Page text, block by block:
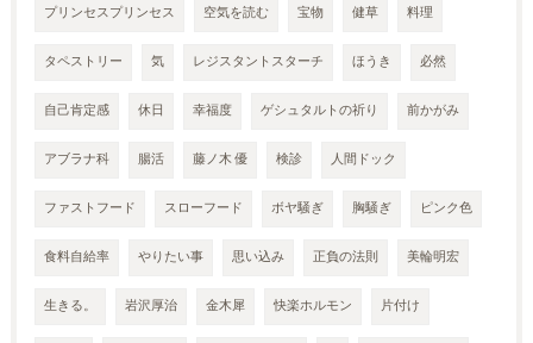
プリンセスプリンセス 空気を読む 宝物 健草 料理
タペストリー 気 レジスタントスターチ ほうき 必然
自己肯定感 休日 幸福度 ゲシュタルトの祈り 前かがみ
アブラナ科 腸活 藤ノ木 優 検診 人間ドック
ファストフード スローフード ボヤ騒ぎ 胸騒ぎ ピンク色
食料自給率 やりたい事 思い込み 正負の法則 美輪明宏
生きる。 岩沢厚治 金木犀 快楽ホルモン 片付け